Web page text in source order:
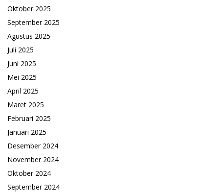
Oktober 2025
September 2025
Agustus 2025
Juli 2025
Juni 2025
Mei 2025
April 2025
Maret 2025
Februari 2025
Januari 2025
Desember 2024
November 2024
Oktober 2024
September 2024